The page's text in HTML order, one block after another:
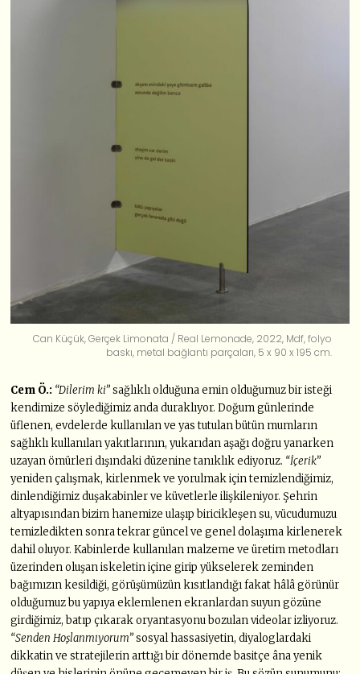
Can Küçük, Gerçek Limonata / Real Lemonade, 2022, Mdf, folyo
baskı, metal bağlantı parçaları, 5 x 90 x 195 cm.
Cem Ö.: “Dilerim ki”sağlıklı olduğuna emin olduğumuz bir isteği
kendimize söylediğimiz anda duraklıyor. Doğum günlerinde
üflenen, evdelerde kullanılan ve yas tutulan bütün mumların
sağlıklı kullanılan yakıtlarının, yukarıdan aşağı doğru yanarken
uzayan ömürleri dışındaki düzenine tanıklık ediyoruz. “İçerik”
yeniden çalışmak, kirlenmek ve yorulmak için temizlendiğimiz,
dinlendiğimiz duşakabinler ve küvetlerle ilişkileniyor. Şehrin
altyapısından bizim hanemize ulaşıp biricikleşen su, vücudumuzu
temizledikten sonra tekrar güncel ve genel dolaşıma kirlenerek
dahil oluyor. Kabinlerde kullanılan malzeme ve üretim metodları
üzerinden oluşan iskeletin içine girip yükselerek zeminden
bağımızın kesildiği, görüşümüzün kısıtlandığı fakat hâlâ görünür
olduğumuz bu yapıya eklemlenen ekranlardan suyun gözüne
girdiğimiz, batıp çıkarak oryantasyonu bozulan videolar izliyoruz.
“Senden Hoşlanmıyorum”sosyal hassasiyetin, diyaloglardaki
dikkatin ve stratejilerin arttığı bir dönemde basitçe âna yenik